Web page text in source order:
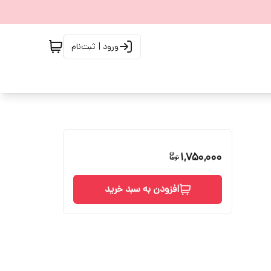
ورود | ثبت‌نام
1,750,000
افزودن به سبد خرید